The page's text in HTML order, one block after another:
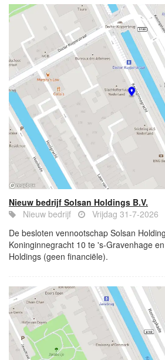
Nieuw bedrijf Solsan Holdings B.V.
Nieuw bedrijf
Vrijdag 31-7-2026
De besloten vennootschap Solsan
Koninginnegracht 10 te 's-Gravenhage
Holdings (geen financiële).